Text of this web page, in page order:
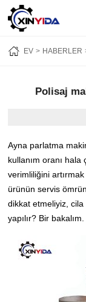
EV
ÜRÜN:% S
VIDEO
VAKALAR
HABERLER
HAKKIMIZDA
BİZE ULAŞIN
EV HABERLER
Polisaj
Ayna parlatma
kullanım oranı
verimliliğini
ürünün servis
dikkat etmeliyiz, cila
yapılır? Bir bakalım.